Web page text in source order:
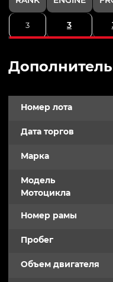
3 3
Номер лота
Дата торгов
Марка
Модель
Мотоцикла
Номер рамы
Пробег
Объем двигателя